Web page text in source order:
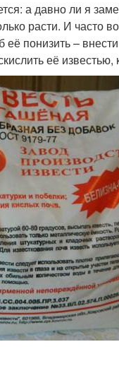
а давно ли я
расти. И часто
понизить –
её